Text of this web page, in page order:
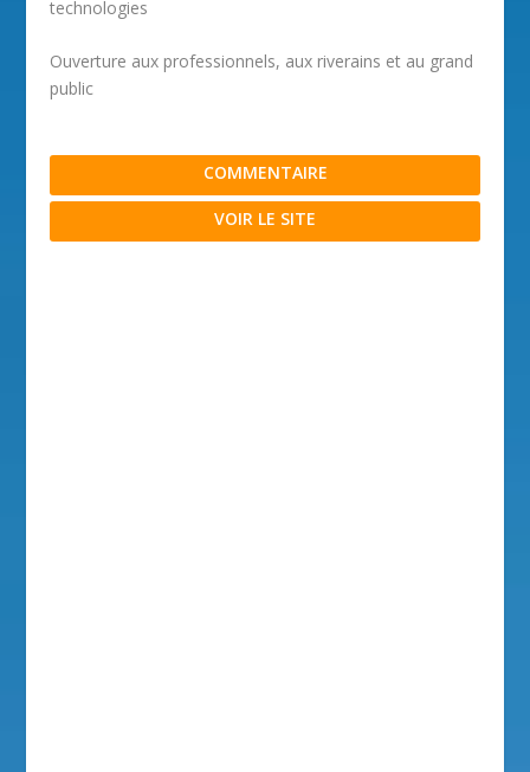
technologies
Ouverture aux professionnels, aux riverains et au grand
public
COMMENTAIRE
VOIR LE SITE